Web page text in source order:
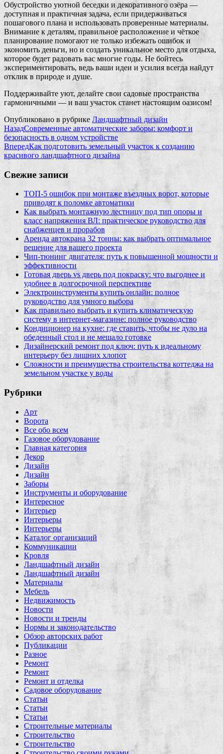
Обустройство уютной беседки и декоративного озёра —
доступная и практичная задача, если придерживаться
пошагового плана и использовать проверенные материалы.
Внимание к деталям, правильное расположение и чёткое
планирование помогают не только избежать ошибок и
экономить деньги, но и создать уникальное место для отдыха,
которое будет радовать вас многие годы. Не бойтесь
экспериментировать, ведь ваши идеи и усилия всегда найдут
отклик в природе и душе.
Поддерживайте уют, делайте свои садовые пространства
гармоничными — и ваш участок станет настоящим оазисом!
Опубликовано в рубрике Ландшафтный дизайн
НазадСовременные автоматические заборы: комфорт и
безопасность в одном устройстве
ВпередКак подготовить земельный участок к созданию
красивого ландшафтного дизайна
Свежие записи
ТОП-5 ошибок при монтаже въездных ворот, которые
приводят к поломке автоматики
Как выбрать монтажную лестницу под тип опоры и
класс напряжения ВЛ: практическое руководство для
снабженцев и прорабов
Аренда автокрана 32 тонны: как выбрать оптимальное
решение для вашего проекта
Чип‑тюнинг двигателя: путь к повышенной мощности и
эффективности
Готовая дверь vs дверь под покраску: что выгоднее и
удобнее в долгосрочной перспективе
Электроинструменты купить онлайн: полное
руководство для умного выбора
Как правильно выбрать и купить климатическую
систему в интернет‑магазине: полное руководство
Кондиционер на кухне: где ставить, чтобы не дуло на
обеденный стол и не мешало готовке
Дизайнерский ремонт под ключ: путь к идеальному
интерьеру без лишних хлопот
Сложности и преимущества строительства коттеджа на
земельном участке у воды
Рубрики
Арт
Ворота
Все обо всем
Газовое оборудование
Главная категория
Декор
Дизайн
Дизайн
Заборы
Инструменты и оборудование
Интересное
Интерьер
Интерьеры
Интерьеры
Каталог организаций
Коммуникации
Кровля
Ландшафтный дизайн
Ландшафтный дизайн
Материалы
Мебель
Недвижимость
Новости
Новости и тренды
Нормы и законодательство
Обзор авторских работ
Публикации
Разное
Ремонт
Ремонт
Ремонт и отделка
Садовое оборудование
Статьи
Статьи
Статьи
Строительные материалы
Строительство
Строительство